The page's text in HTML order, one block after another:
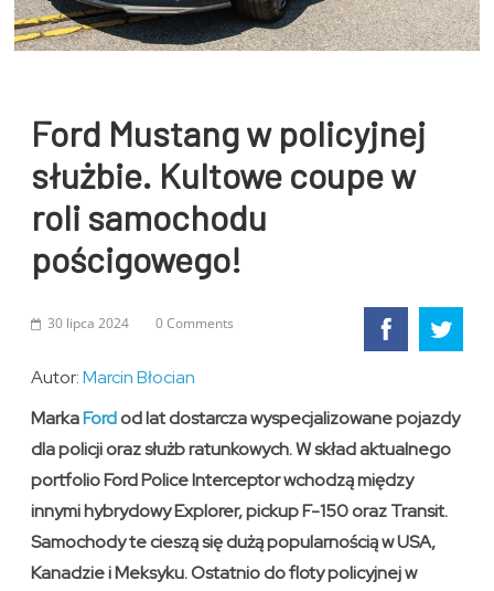
Ford Mustang w policyjnej
służbie. Kultowe coupe w
roli samochodu
pościgowego!
30 lipca 2024 0 Comments
Autor:Marcin Błocian
MarkaFordod lat dostarcza wyspecjalizowane pojazdy
dla policji oraz służb ratunkowych. W skład aktualnego
portfolio Ford Police Interceptor wchodzą między
innymi hybrydowy Explorer, pickup F-150 oraz Transit.
Samochody te cieszą się dużą popularnością w USA,
Kanadzie i Meksyku. Ostatnio do floty policyjnej w